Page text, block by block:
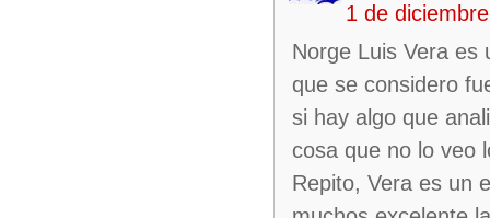
1 de
Norge Luis Vera es
que se considero
si hay algo que
cosa que no lo veo
Repito, Vera es un